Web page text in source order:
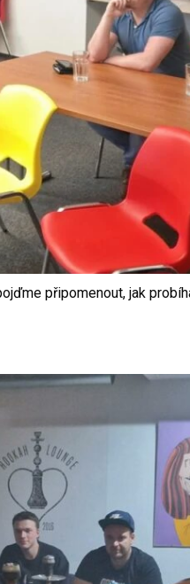
připomenout, jak